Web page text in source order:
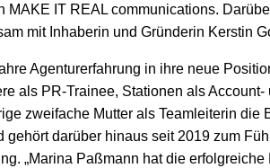
MAKE IT REAL communications.
mit Inhaberin und Gründerin Kerstin
Agenturerfahrung in ihre neue
als PR-Trainee, Stationen als Account-
zweifache Mutter als Teamleiterin die
darüber hinaus seit 2019 zum
„Marina Paßmann hat die